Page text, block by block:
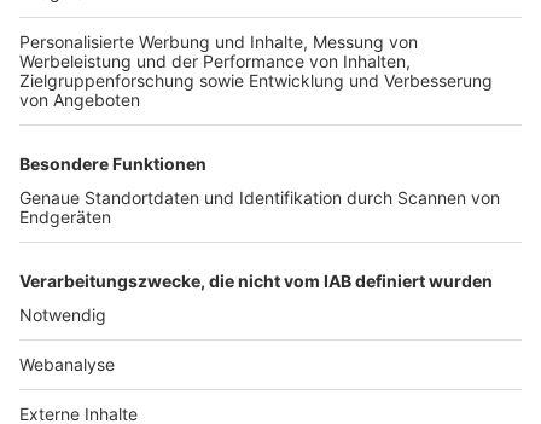
TOP-PARTNER
Nutzungsbedingungen Datenschutz Impressum